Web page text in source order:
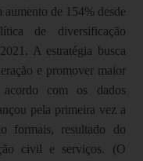
de 154% desde
de diversificação
A estratégia busca
e promover maior
acordo com os dados
pela primeira vez a
formais, resultado do
civil e serviços. (O